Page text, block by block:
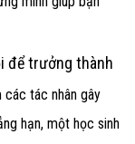
để trưởng thành
tác nhân gây
hạn, một học sinh